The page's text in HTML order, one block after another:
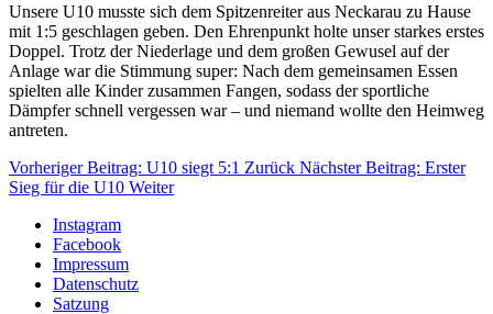
Unsere U10 musste sich dem Spitzenreiter aus Neckarau zu Hause
mit 1:5 geschlagen geben. Den Ehrenpunkt holte unser starkes erstes
Doppel. Trotz der Niederlage und dem großen Gewusel auf der
Anlage war die Stimmung super: Nach dem gemeinsamen Essen
spielten alle Kinder zusammen Fangen, sodass der sportliche
Dämpfer schnell vergessen war – und niemand wollte den Heimweg
antreten.
Vorheriger Beitrag: U10 siegt 5:1 Zurück Nächster Beitrag: Erster
Sieg für die U10 Weiter
Instagram
Facebook
Impressum
Datenschutz
Satzung